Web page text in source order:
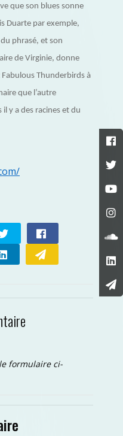
que son blues sonne
Duarte par exemple,
phrasé, et son
de Virginie, donne
Thunderbirds à
que l’autre
il y a des racines et du
formulaire ci-